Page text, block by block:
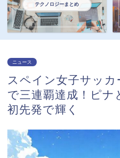
テクノロジーまとめ
ニュース
スペイン女子サッ
で三連覇達成！ピナ
初先発で輝く